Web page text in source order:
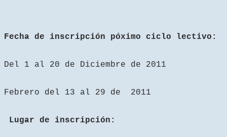
Fecha de inscripción póximo ciclo lectivo:
Del 1 al 20 de Diciembre de 2011
Febrero del 13 al 29 de 2011
Lugar de inscripción: